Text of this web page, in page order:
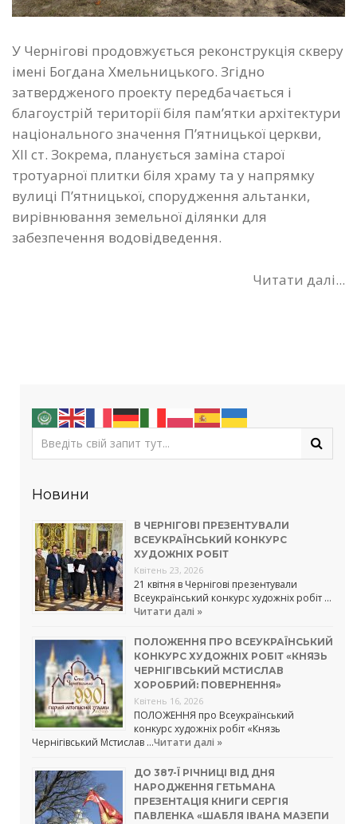
У Чернігові продовжується реконструкція скверу
імені Богдана Хмельницького. Згідно
затвердженого проекту передбачається і
благоустрій території біля пам’ятки архітектури
національного значення П’ятницької церкви,
ХІІ ст. Зокрема, планується заміна старої
тротуарної плитки біля храму та у напрямку
вулиці П’ятницької, спорудження альтанки,
вирівнювання земельної ділянки для
забезпечення водовідведення.
Читати далі...
Новини
В ЧЕРНІГОВІ ПРЕЗЕНТУВАЛИ
ВСЕУКРАЇНСЬКИЙ КОНКУРС
ХУДОЖНІХ РОБІТ
Квітень 23, 2026
21 квітня в Чернігові презентували
Всеукраїнський конкурс художніх робіт …
Читати далі »
ПОЛОЖЕННЯ ПРО ВСЕУКРАЇНСЬКИЙ
КОНКУРС ХУДОЖНІХ РОБІТ «КНЯЗЬ
ЧЕРНІГІВСЬКИЙ МСТИСЛАВ
ХОРОБРИЙ: ПОВЕРНЕННЯ»
Квітень 16, 2026
ПОЛОЖЕННЯ про Всеукраїнський
конкурс художніх робіт «Князь
Чернігівський Мстислав …Читати далі »
ДО 387-Ї РІЧНИЦІ ВІД ДНЯ
НАРОДЖЕННЯ ГЕТЬМАНА
ПРЕЗЕНТАЦІЯ КНИГИ СЕРГІЯ
ПАВЛЕНКА «ШАБЛЯ ІВАНА МАЗЕПИ